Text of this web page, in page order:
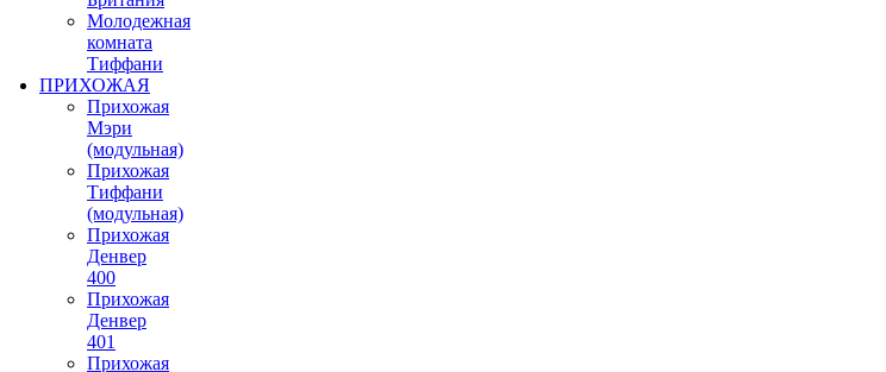
Молодежная
комната
Тиффани
ПРИХОЖАЯ
Прихожая
Мэри
(модульная)
Прихожая
Тиффани
(модульная)
Прихожая
Денвер
400
Прихожая
Денвер
401
Прихожая